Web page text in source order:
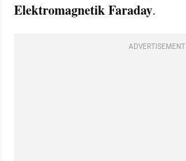
Elektromagnetik Faraday.
ADVERTISEMENT